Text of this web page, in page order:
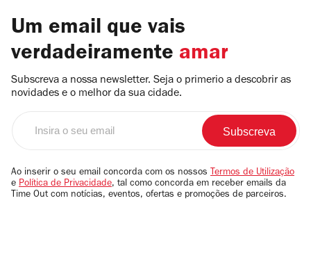
Um email que vais
verdadeiramente amar
Subscreva a nossa newsletter. Seja o primerio a descobrir as
novidades e o melhor da sua cidade.
email
Ao inserir o seu email concorda com os nossos Termos de Utilização
e Política de Privacidade, tal como concorda em receber emails da
Time Out com notícias, eventos, ofertas e promoções de parceiros.